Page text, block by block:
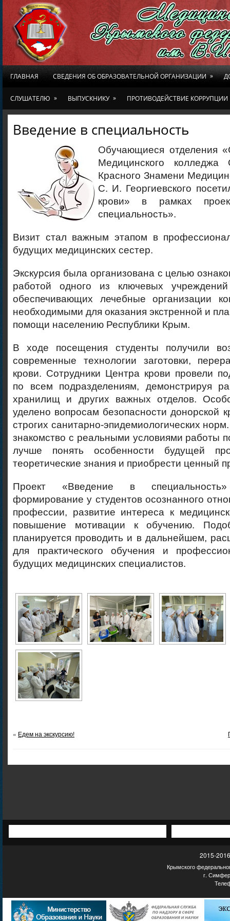
ГЛАВНАЯ СВЕДЕНИЯ ОБ ОБРАЗОВАТЕЛЬНОЙ ОРГАНИЗАЦИИ »
СЛУШАТЕЛЮ » ВЫПУСКНИКУ » ПРОТИВОДЕЙСТВИЕ КОРРУПЦИИ
Введение в специальность
Обучающиеся отделения
Медицинского колледжа
Красного Знамени
С. И. Георгиевского
крови» в рамках
специальность».
Визит стал важным этапом в
будущих медицинских сестер.
Экскурсия была организована с целью
работой одного из ключевых учреждений
обеспечивающих лечебные организации
необходимыми для оказания экстренной и
помощи населению Республики Крым.
В ходе посещения студенты получили
современные технологии заготовки,
крови. Сотрудники Центра крови провели
по всем подразделениям, демонстрируя
хранилищ и других важных отделов.
уделено вопросам безопасности донорской
строгих санитарно-эпидемиологических
знакомство с реальными условиями работы
лучше понять особенности будущей
теоретические знания и приобрести ценный
Проект «Введение в
формирование у студентов осознанного
профессии, развитие интереса к
повышение мотивации к обучению.
планируется проводить и в дальнейшем,
для практического обучения и
будущих медицинских специалистов.
« Едем на экскурсию!
2015-
Крымского
г.